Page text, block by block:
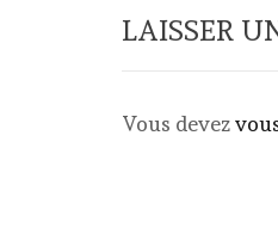
LAISSER
Vous devez